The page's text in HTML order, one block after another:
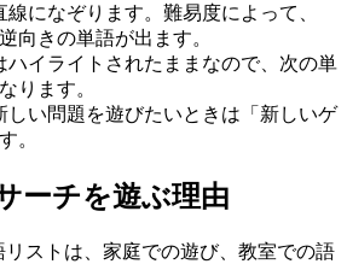
になぞります。難易度によって、
向きの単語が出ます。
ハイライトされたままなので、次の単
ります。
しい問題を遊びたいときは「新しいゲ
。
ーチを遊ぶ理由
リストは、家庭での遊び、教室での語